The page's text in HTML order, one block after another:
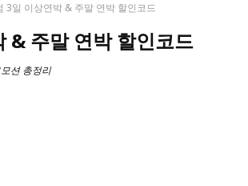
3일 이상연박 & 주말 연박 할인코드
& 주말 연박 할인코드
션 총정리